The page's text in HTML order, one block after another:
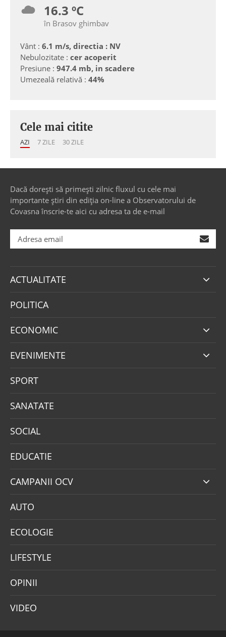
16.3 ºC
în Brasov ghimbav
Vânt : 6.1 m/s, directia : NV
Nebulozitate : cer acoperit
Presiune : 947.4 mb, in scadere
Umezeală relativă : 44%
Cele mai citite
AZI 7 ZILE 30 ZILE
Dacă dorești să primești zilnic fluxul cu cele mai
importante știri din ediția on-line a Observatorului de
Covasna înscrie-te aici cu adresa ta de e-mail
ACTUALITATE
POLITICA
ECONOMIC
EVENIMENTE
SPORT
SANATATE
SOCIAL
EDUCATIE
CAMPANII OCV
AUTO
ECOLOGIE
LIFESTYLE
OPINII
VIDEO